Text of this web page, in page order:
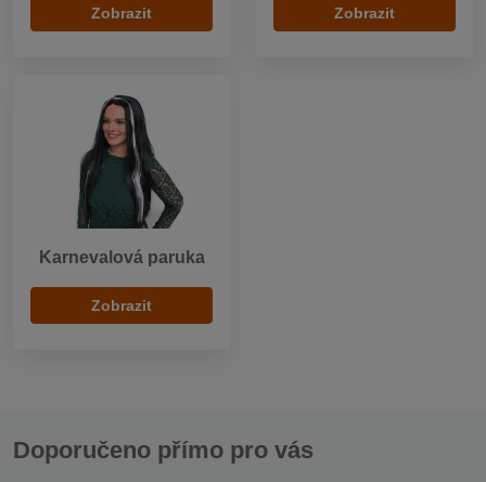
Zobrazit Zobrazit
Karnevalová paruka
Zobrazit
Doporučeno přímo pro vás